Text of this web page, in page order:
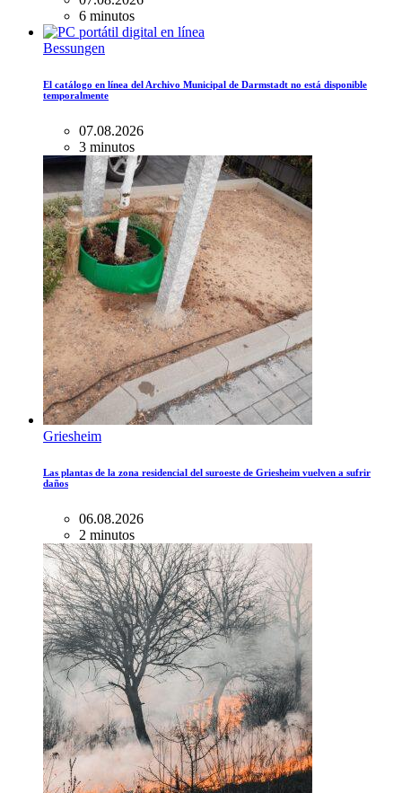
6 minutos
Bessungen
El catálogo en línea del Archivo Municipal de Darmstadt no está disponible
temporalmente
07.08.2026
3 minutos
Griesheim
Las plantas de la zona residencial del suroeste de Griesheim vuelven a sufrir
daños
06.08.2026
2 minutos